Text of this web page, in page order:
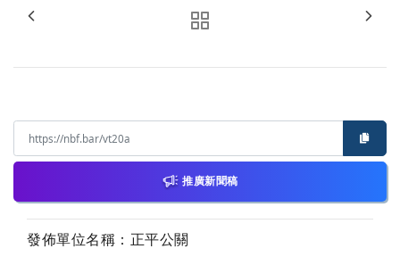
推廣新聞稿
發佈單位名稱：正平公關